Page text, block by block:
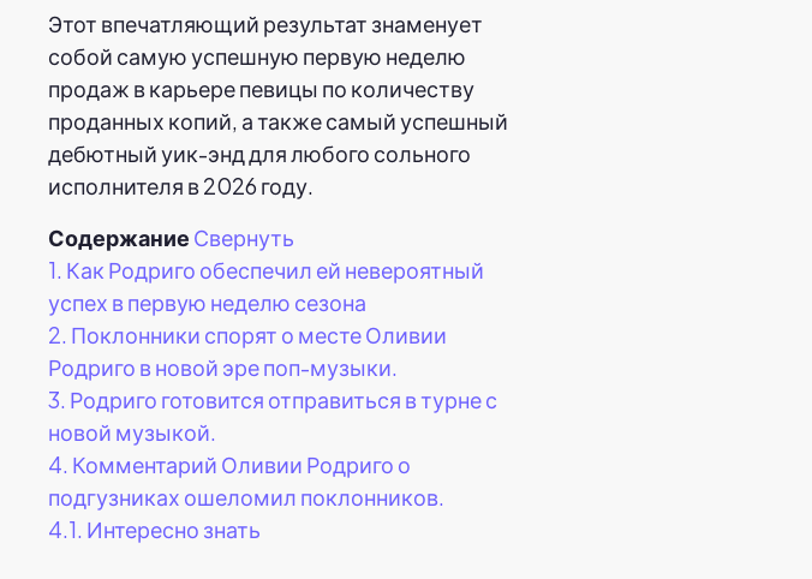
Этот впечатляющий результат знаменует
собой самую успешную первую неделю
продаж в карьере певицы по количеству
проданных копий, а также самый успешный
дебютный уик-энд для любого сольного
исполнителя в 2026 году.
Содержание Свернуть
1. Как Родриго обеспечил ей невероятный
успех в первую неделю сезона
2. Поклонники спорят о месте Оливии
Родриго в новой эре поп-музыки.
3. Родриго готовится отправиться в турне с
новой музыкой.
4. Комментарий Оливии Родриго о
подгузниках ошеломил поклонников.
4.1. Интересно знать